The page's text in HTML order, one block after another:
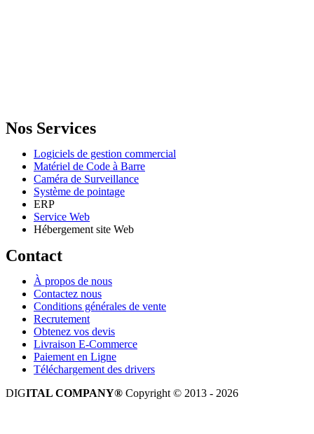
Nos Services
Logiciels de gestion commercial
Matériel de Code à Barre
Caméra de Surveillance
Système de pointage
ERP
Service Web
Hébergement site Web
Contact
À propos de nous
Contactez nous
Conditions générales de vente
Recrutement
Obtenez vos devis
Livraison E-Commerce
Paiement en Ligne
Téléchargement des drivers
DIGITAL COMPANY® Copyright © 2013 - 2026